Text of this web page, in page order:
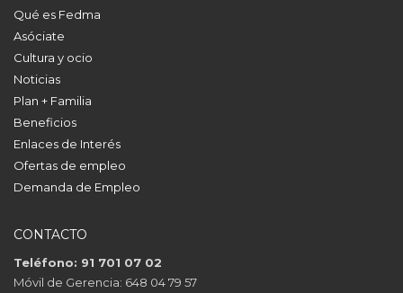
Qué es Fedma
Asóciate
Cultura y ocio
Noticias
Plan + Familia
Beneficios
Enlaces de Interés
Ofertas de empleo
Demanda de Empleo
CONTACTO
Teléfono: 91 701 07 02
Móvil de Gerencia: 648 04 79 57